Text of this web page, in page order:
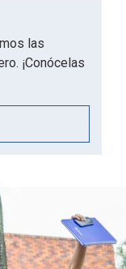
las
¡Conócelas